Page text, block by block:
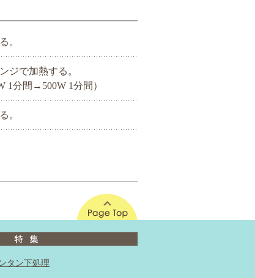
。
ジで加熱する。
1分間→500W 1分間）
。
タン下処理